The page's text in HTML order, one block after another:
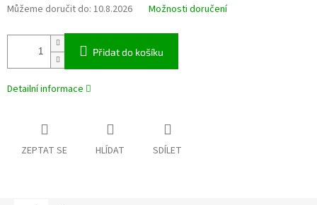
Můžeme doručit do: 10.8.2026 Možnosti doručení
Přidat do košíku
Detailní informace
ZEPTAT SE HLÍDAT SDÍLET